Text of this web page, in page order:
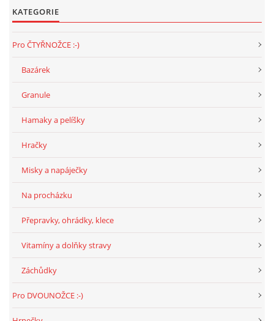
KATEGORIE
Pro ČTYŘNOŽCE :-)
Bazárek
Granule
Hamaky a pelíšky
Hračky
Misky a napáječky
Na procházku
Přepravky, ohrádky, klece
Vitamíny a dolňky stravy
Záchůdky
Pro DVOUNOŽCE :-)